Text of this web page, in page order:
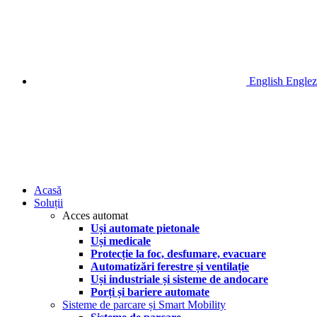
English
Acasă
Soluții
Acces automat
Uși automate pietonale
Uși medicale
Protecție la foc, desfumare, evacuare
Automatizări ferestre și ventilație
Uși industriale și sisteme de andocare
Porți și bariere automate
Sisteme de parcare și Smart Mobility